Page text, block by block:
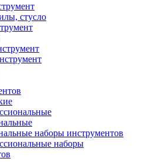
стусло
наборы инструментов
наборы